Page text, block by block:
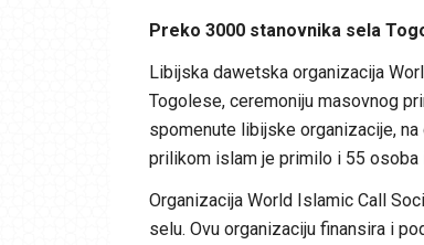
Preko 3000 stanovnika sela
Libijska dawetska organizacija
Togolese, ceremoniju masovnog
spomenute libijske organizacije,
prilikom islam je primilo i 55
Organizacija World Islamic Call
selu. Ovu organizaciju finansira i